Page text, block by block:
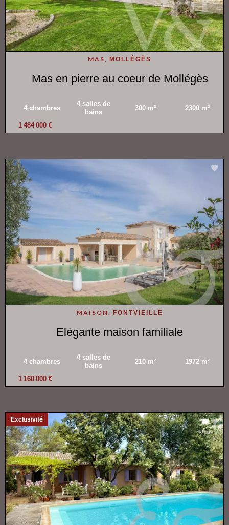
MAS, MOLLÉGÈS
Mas en pierre au coeur de Mollégès
4 chambres
4 salles de
bains
300 m² 2300 m²
1 484 000 €
MAISON, FONTVIEILLE
Elégante maison familiale
4 chambres
4 salles de
bains
210 m² 1972 m²
1 160 000 €
Exclusivité